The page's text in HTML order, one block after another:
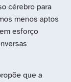
cérebro para
menos aptos
esforço
que a